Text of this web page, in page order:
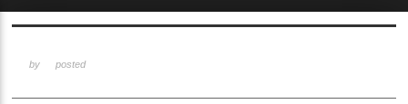
by posted
Sketchbook5, 스케치북5